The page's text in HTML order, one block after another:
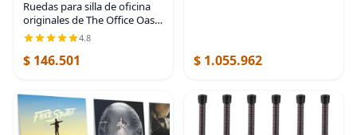
Ruedas para silla de oficina
originales de The Office Oasis
(como se ve en PBS) - Ruedas
suaves y silenciosas - Seguras
para suelos de madera y
4.8
$ 146.501 $ 1.055.962